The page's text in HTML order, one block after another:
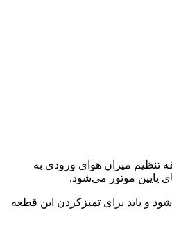
تنظیم میزان هوای ورودی به
و باید برای تمیزکردن این قطعه